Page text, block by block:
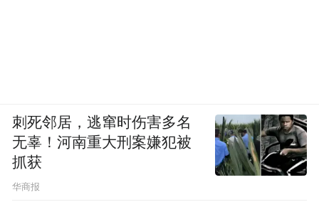
刺死邻居，逃窜时伤害多名
无辜！河南重大刑案嫌犯被
抓获
华商报